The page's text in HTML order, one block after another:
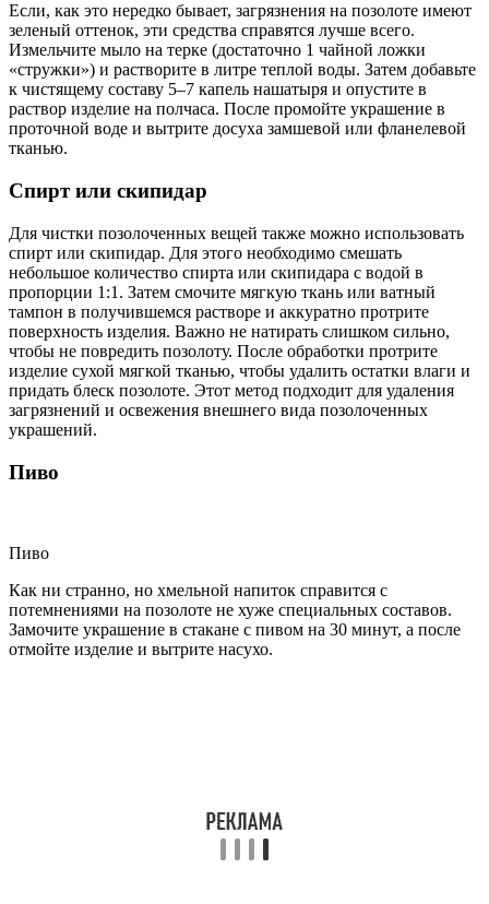
Если, как это нередко бывает, загрязнения на позолоте имеют
зеленый оттенок, эти средства справятся лучше всего.
Измельчите мыло на терке (достаточно 1 чайной ложки
«стружки») и растворите в литре теплой воды. Затем добавьте
к чистящему составу 5–7 капель нашатыря и опустите в
раствор изделие на полчаса. После промойте украшение в
проточной воде и вытрите досуха замшевой или фланелевой
тканью.
Спирт или скипидар
Для чистки позолоченных вещей также можно использовать
спирт или скипидар. Для этого необходимо смешать
небольшое количество спирта или скипидара с водой в
пропорции 1:1. Затем смочите мягкую ткань или ватный
тампон в получившемся растворе и аккуратно протрите
поверхность изделия. Важно не натирать слишком сильно,
чтобы не повредить позолоту. После обработки протрите
изделие сухой мягкой тканью, чтобы удалить остатки влаги и
придать блеск позолоте. Этот метод подходит для удаления
загрязнений и освежения внешнего вида позолоченных
украшений.
Пиво
Пиво
Как ни странно, но хмельной напиток справится с
потемнениями на позолоте не хуже специальных составов.
Замочите украшение в стакане с пивом на 30 минут, а после
отмойте изделие и вытрите насухо.